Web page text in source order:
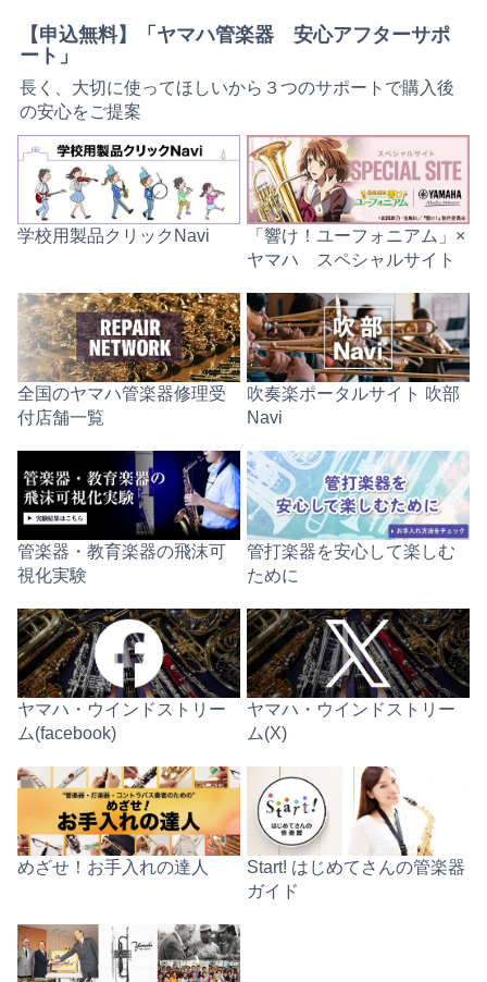
【申込無料】「ヤマハ管楽器 安心アフターサポ
ート」
長く、大切に使ってほしいから３つのサポートで購入後
の安心をご提案
学校用製品クリックNavi
「響け！ユーフォニアム」×
ヤマハ スペシャルサイト
全国のヤマハ管楽器修理受
付店舗一覧
吹奏楽ポータルサイト 吹部
Navi
管楽器・教育楽器の飛沫可
視化実験
管打楽器を安心して楽しむ
ために
ヤマハ・ウインドストリー
ム(facebook)
ヤマハ・ウインドストリー
ム(X)
めざせ！お手入れの達人
Start! はじめてさんの管楽器
ガイド